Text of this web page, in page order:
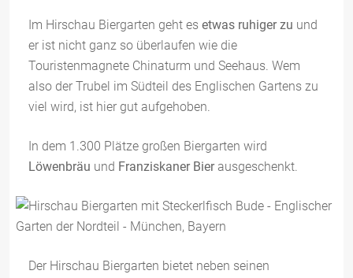
Im Hirschau Biergarten geht es etwas ruhiger zu und
er ist nicht ganz so überlaufen wie die
Touristenmagnete Chinaturm und Seehaus. Wem
also der Trubel im Südteil des Englischen Gartens zu
viel wird, ist hier gut aufgehoben.
In dem 1.300 Plätze großen Biergarten wird
Löwenbräu und Franziskaner Bierausgeschenkt.
Der Hirschau Biergarten bietet neben seinen